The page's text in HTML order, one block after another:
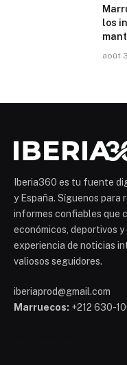
los
août
Iberia360 es tu fuente
y España. Síguenos
informes confiables que
económicos, deportivos
experiencia de noticias
valiosos seguidores.
iberiaprod@gmail.com
Marruecos: +212 630-